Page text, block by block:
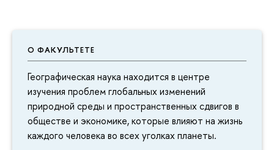
О ФАКУЛЬТЕТЕ
Географическая наука находится в центре
изучения проблем глобальных изменений
природной среды и пространственных сдвигов в
обществе и экономике, которые влияют на жизнь
каждого человека во всех уголках планеты.